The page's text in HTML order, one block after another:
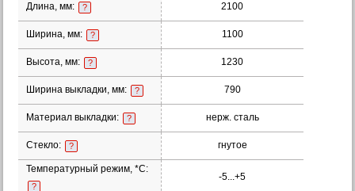
Длина, мм: ? 2100
Ширина, мм: ? 1100
Высота, мм: ? 1230
Ширина выкладки, мм: ? 790
Материал выкладки: ? нерж. сталь
Стекло: ? гнутое
Температурный режим, *С:
?
-5...+5